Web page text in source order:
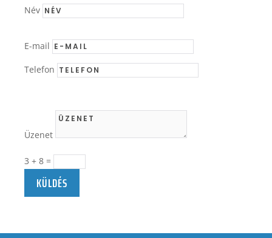
Név
E-mail
Telefon
Üzenet
3 + 8 =
KÜLDÉS